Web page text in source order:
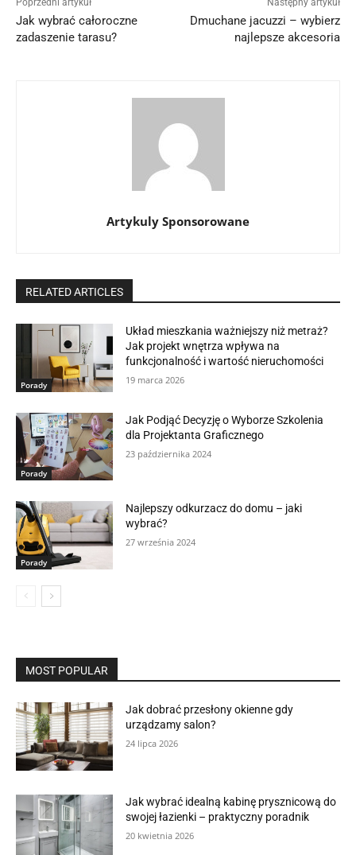
Poprzedni artykuł
Jak wybrać całoroczne
zadaszenie tarasu?
Następny artykuł
Dmuchane jacuzzi – wybierz
najlepsze akcesoria
Artykuly Sponsorowane
RELATED ARTICLES
Porady
Układ mieszkania ważniejszy niż metraż?
Jak projekt wnętrza wpływa na
funkcjonalność i wartość nieruchomości
19 marca 2026
Porady
Jak Podjąć Decyzję o Wyborze Szkolenia
dla Projektanta Graficznego
23 października 2024
Porady
Najlepszy odkurzacz do domu – jaki
wybrać?
27 września 2024
MOST POPULAR
Jak dobrać przesłony okienne gdy
urządzamy salon?
24 lipca 2026
Jak wybrać idealną kabinę prysznicową do
swojej łazienki – praktyczny poradnik
20 kwietnia 2026